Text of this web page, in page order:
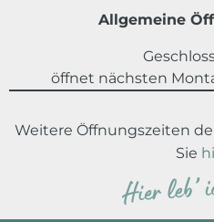
Allgemeine
Klicken, um weitere
öffnet nächsten
Weitere Öffnungszeiten
Sie